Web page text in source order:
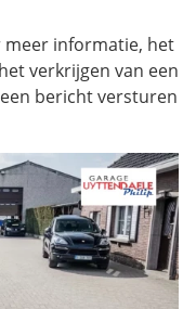
meer informatie, het
verkrijgen van een
bericht versturen